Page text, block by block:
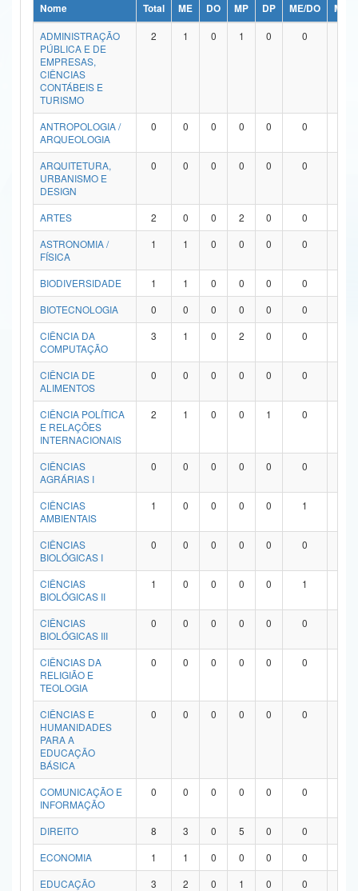
Ministério da Ciência, Tecnologia, Inovações e Comunicações
Ministério do Meio Ambiente
Ministério do Turismo
Ministério do Desenvolvimento Regional
Controladoria-Geral da União
Ministério da Mulher, da Família e dos Direitos Humanos
Secretaria de Governo
Advocacia-Geral da União
Banco Central do Brasil
Nome Total ME DO MP DP ME/DO
MP/
ADMINISTRAÇÃO
PÚBLICA E DE
EMPRESAS,
CIÊNCIAS
CONTÁBEIS E
TURISMO
2 1 0 1 0 0
ANTROPOLOGIA /
ARQUEOLOGIA
0 0 0 0 0 0
ARQUITETURA,
URBANISMO E
DESIGN
0 0 0 0 0 0
ARTES 2 0 0 2 0 0
ASTRONOMIA /
FÍSICA
1 1 0 0 0 0
BIODIVERSIDADE 1 1 0 0 0 0
BIOTECNOLOGIA
0 0 0 0 0 0
CIÊNCIA DA
COMPUTAÇÃO
3 1 0 2 0 0
CIÊNCIA DE
ALIMENTOS
0 0 0 0 0 0
CIÊNCIA POLÍTICA
E RELAÇÕES
INTERNACIONAIS
2 1 0 0 1 0
CIÊNCIAS
AGRÁRIAS I
0 0 0 0 0 0
CIÊNCIAS
AMBIENTAIS
1 0 0 0 0 1
CIÊNCIAS
BIOLÓGICAS I
0 0 0 0 0 0
CIÊNCIAS
BIOLÓGICAS II
1 0 0 0 0 1
CIÊNCIAS
BIOLÓGICAS III
0 0 0 0 0 0
CIÊNCIAS DA
RELIGIÃO E
TEOLOGIA
0 0 0 0 0 0
CIÊNCIAS E
HUMANIDADES
PARA A
EDUCAÇÃO
BÁSICA
0 0 0 0 0 0
COMUNICAÇÃO E
INFORMAÇÃO
0 0 0 0 0 0
DIREITO 8 3 0 5 0 0
ECONOMIA
1 1 0 0 0 0
EDUCAÇÃO
3 2 0 1 0 0